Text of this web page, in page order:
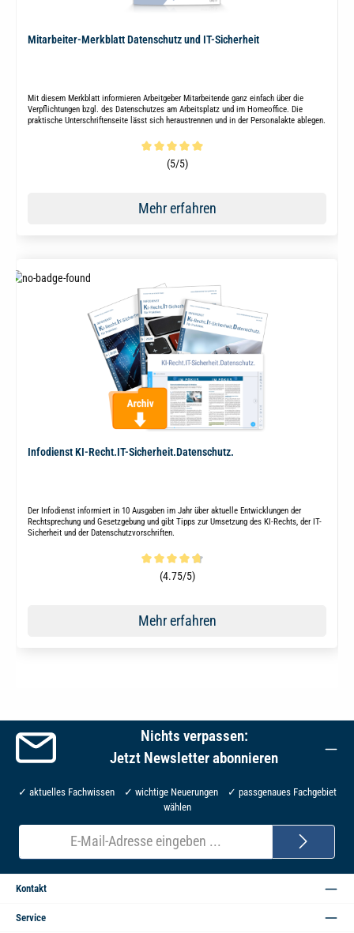
Mitarbeiter-Merkblatt Datenschutz und IT-Sicherheit
Mit diesem Merkblatt informieren Arbeitgeber Mitarbeitende ganz einfach über die
Verpflichtungen bzgl. des Datenschutzes am Arbeitsplatz und im Homeoffice. Die
praktische Unterschriftenseite lässt sich heraustrennen und in der Personalakte ablegen.
Durchschnittliche Bewertung von 5 von 5 Sternen
(5/5)
Mehr erfahren
Infodienst KI-Recht.IT-Sicherheit.Datenschutz.
Der Infodienst informiert in 10 Ausgaben im Jahr über aktuelle Entwicklungen der
Rechtsprechung und Gesetzgebung und gibt Tipps zur Umsetzung des KI-Rechts, der IT-
Sicherheit und der Datenschutzvorschriften.
Durchschnittliche Bewertung von 4.8 von 5 Sternen
(4.75/5)
Mehr erfahren
Nichts verpassen:
Jetzt Newsletter abonnieren
✓ aktuelles Fachwissen ✓ wichtige Neuerungen ✓ passgenaues Fachgebiet
wählen
E-
Mail-
Adresse*
Kontakt
Service